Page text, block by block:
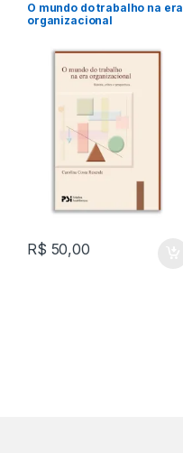
O mundo do trabalho na era
organizacional
R$ 50,00